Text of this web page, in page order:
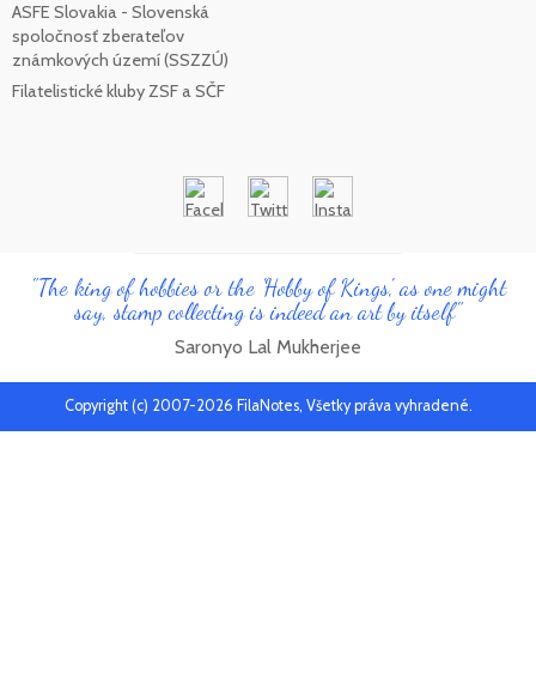
ASFE Slovakia - Slovenská
spoločnosť zberateľov
známkových území (SSZZÚ)
Filatelistické kluby ZSF a SČF
"The king of hobbies or the 'Hobby of Kings', as one might
say, stamp collecting is indeed an art by itself"
Saronyo Lal Mukherjee
Copyright (c) 2007-2026 FilaNotes, Všetky práva vyhradené.